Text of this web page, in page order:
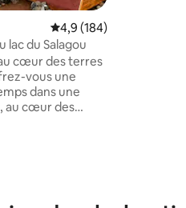
commentaires : 4,89 sur 5
Évaluation moyenne
4,9 (184)
lac du Salagou
cœur des terres
dans une
au cœur des